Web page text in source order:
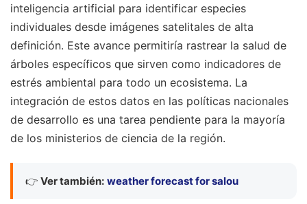
inteligencia artificial para identificar especies
individuales desde imágenes satelitales de alta
definición. Este avance permitiría rastrear la salud de
árboles específicos que sirven como indicadores de
estrés ambiental para todo un ecosistema. La
integración de estos datos en las políticas nacionales
de desarrollo es una tarea pendiente para la mayoría
de los ministerios de ciencia de la región.
👉 Ver también: weather forecast for salou